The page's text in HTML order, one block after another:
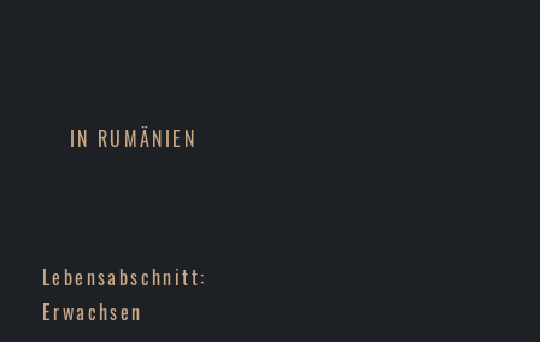
IN RUMÄNIEN
Lebensabschnitt:
Erwachsen